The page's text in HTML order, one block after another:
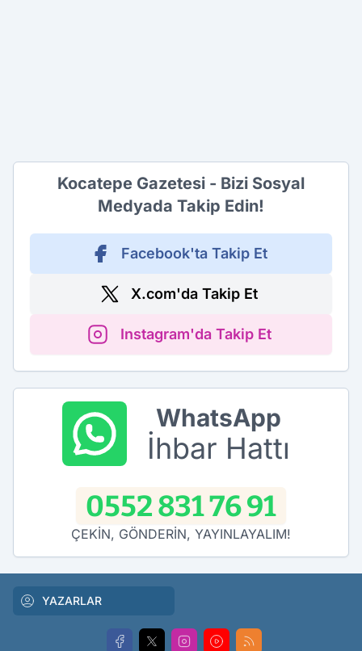
Kocatepe Gazetesi - Bizi Sosyal
Medyada Takip Edin!
Facebook'ta Takip Et
X.com'da Takip Et
Instagram'da Takip Et
WhatsApp
İhbar Hattı
0552 831 76 91
ÇEKİN, GÖNDERİN, YAYINLAYALIM!
YAZARLAR